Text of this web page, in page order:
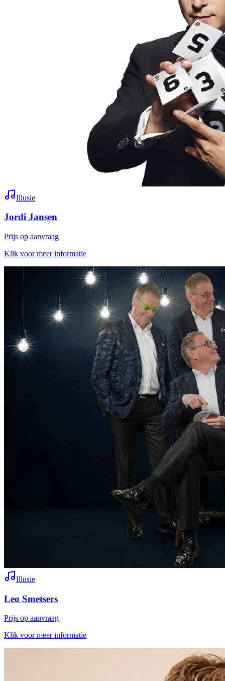
Illusie
Jordi Jansen
Prijs op aanvraag
Klik voor meer informatie
Illusie
Leo Smetsers
Prijs op aanvraag
Klik voor meer informatie